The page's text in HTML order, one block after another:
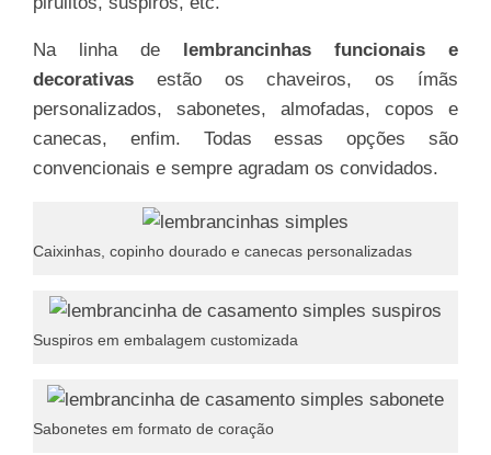
Na linha de lembrancinhas funcionais e
decorativas estão os chaveiros, os ímãs
personalizados, sabonetes, almofadas, copos e
canecas, enfim. Todas essas opções são
convencionais e sempre agradam os convidados.
Caixinhas, copinho dourado e canecas personalizadas
Suspiros em embalagem customizada
Sabonetes em formato de coração